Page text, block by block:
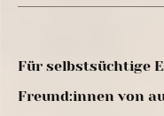
Für selbstsüchtige
Freund:innen von